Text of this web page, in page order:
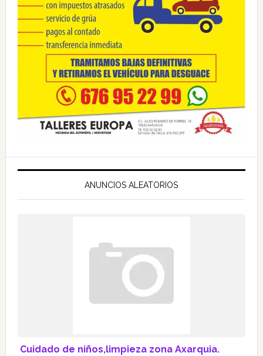
ANUNCIOS ALEATORIOS
Cuidado de niños,limpieza zona Axarquia.